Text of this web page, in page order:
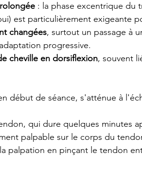
: la phase excentrique du
est particulièrement exigeante
changées, surtout un passage à
progressive.
cheville en dorsiflexion, souvent
début de séance, s'atténue à
qui dure quelques minutes
palpable sur le corps du
palpation en pinçant le tendon